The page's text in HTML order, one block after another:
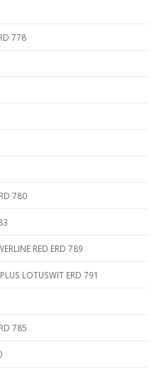
778
780
RED ERD 789
LOTUSWIT ERD 791
785